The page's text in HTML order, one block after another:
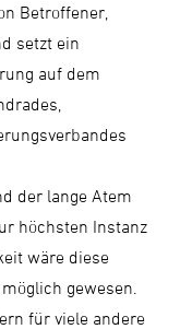
Betroffener,
setzt ein
auf dem
der lange Atem
höchsten Instanz
wäre diese
gewesen.
für viele andere